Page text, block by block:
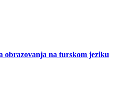
obrazovanja na turskom jeziku